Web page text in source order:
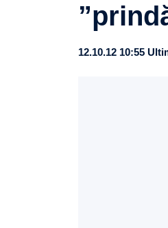
12.10.12 10:55